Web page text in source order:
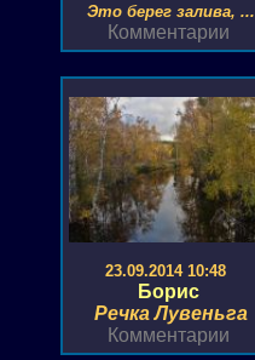
Это берег залива, ...
Комментарии
23.09.2014 10:48
Борис
Речка Лувеньга
Комментарии